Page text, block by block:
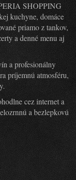
SHOPPING
kuchyne, domáce
priamo z tankov,
a denné menu aj
a profesionálny
príjemnú atmosféru,
cez internet a
a bezlepkovú